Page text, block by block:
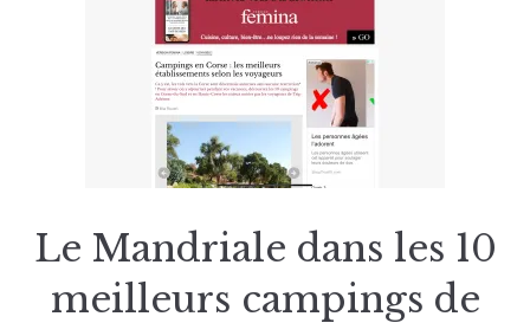
Le Mandriale dans les 10
meilleurs campings de